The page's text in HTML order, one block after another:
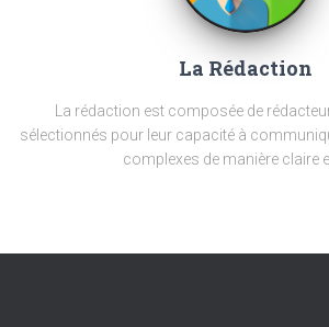
La Rédaction
La rédaction est composée de
sélectionnés pour leur capacité à
complexes de manière claire